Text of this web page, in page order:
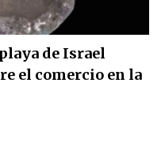
de Israel
el comercio en la